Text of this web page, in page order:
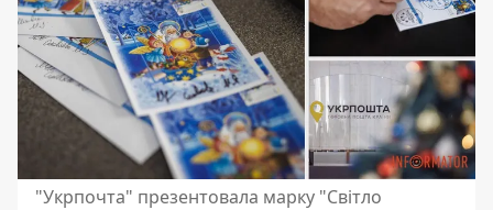
"Укрпочта" презентовала марку "Світло